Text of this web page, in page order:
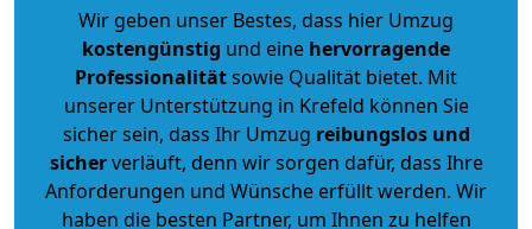
Wir geben unser Bestes, dass hier Umzug
kostengünstig und eine hervorragende
Professionalitätsowie Qualität bietet. Mit
unserer Unterstützung in Krefeld können Sie
sicher sein, dass Ihr Umzug reibungslos und
sicherverläuft, denn wir sorgen dafür, dass Ihre
Anforderungen und Wünsche erfüllt werden. Wir
haben die besten Partner, um Ihnen zu helfen